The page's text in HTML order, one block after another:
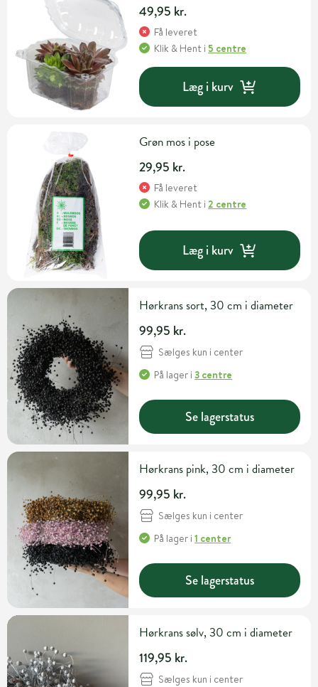
49,95 kr.
Få leveret
Klik & Hent i5 centre
Læg i kurv
Grøn mos i pose
29,95 kr.
Få leveret
Klik & Hent i2 centre
Læg i kurv
Hørkrans sort, 30 cm i diameter
99,95 kr.
Sælges kun i center
På lager i3 centre
Se lagerstatus
Hørkrans pink, 30 cm i diameter
99,95 kr.
Sælges kun i center
På lager i1 center
Se lagerstatus
Hørkrans sølv, 30 cm i diameter
119,95 kr.
Sælges kun i center